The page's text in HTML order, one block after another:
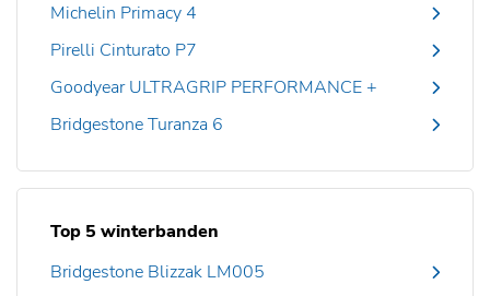
Michelin Primacy 4
Pirelli Cinturato P7
Goodyear ULTRAGRIP PERFORMANCE +
Bridgestone Turanza 6
Top 5 winterbanden
Bridgestone Blizzak LM005